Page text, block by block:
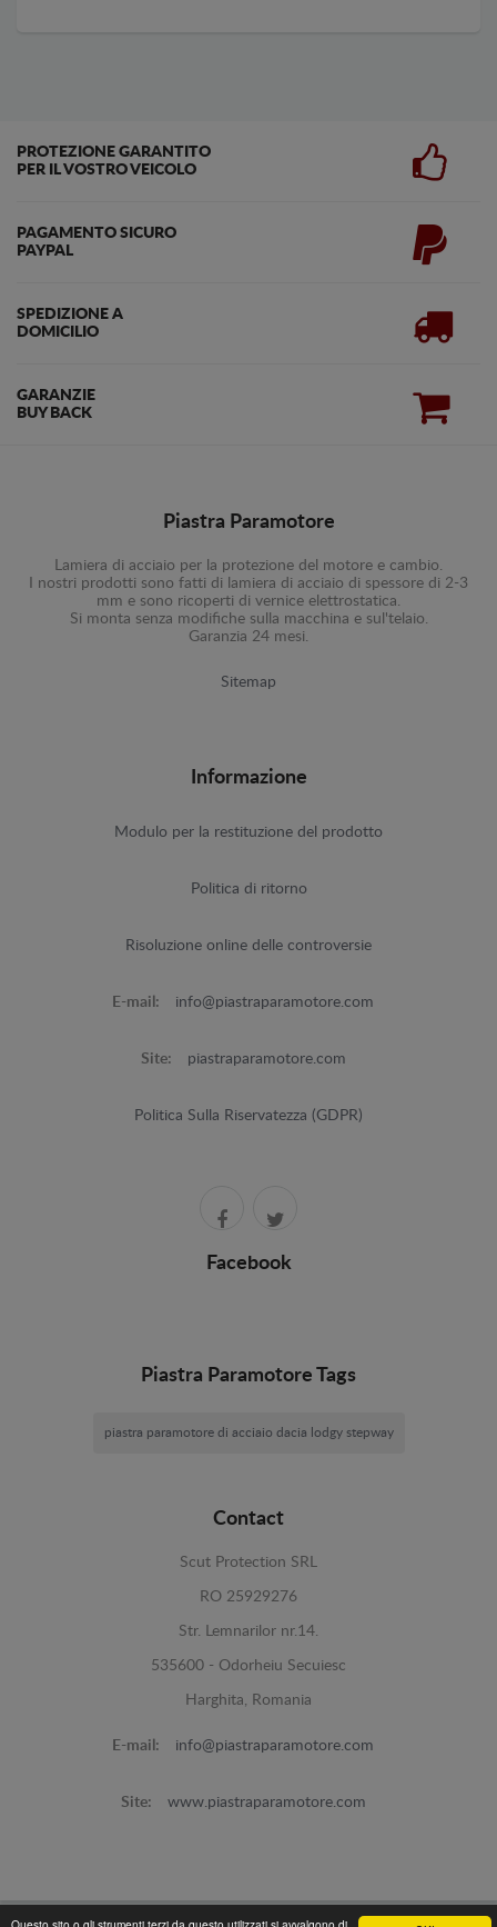
PROTEZIONE GARANTITO
PER IL VOSTRO VEICOLO
PAGAMENTO SICURO
PAYPAL
SPEDIZIONE A
DOMICILIO
GARANZIE
BUY BACK
Piastra Paramotore
Lamiera di acciaio per la protezione del motore e cambio.
I nostri prodotti sono fatti di lamiera di acciaio di spessore di 2-3
mm e sono ricoperti di vernice elettrostatica.
Si monta senza modifiche sulla macchina e sul'telaio.
Garanzia 24 mesi.
Sitemap
Informazione
Modulo per la restituzione del prodotto
Politica di ritorno
Risoluzione online delle controversie
E-mail: info@piastraparamotore.com
Site: piastraparamotore.com
Politica Sulla Riservatezza (GDPR)
Facebook
Piastra Paramotore Tags
piastra paramotore di acciaio dacia lodgy stepway
Contact
Scut Protection SRL
RO 25929276
Str. Lemnarilor nr.14.
535600 - Odorheiu Secuiesc
Harghita, Romania
E-mail: info@piastraparamotore.com
Site: www.piastraparamotore.com